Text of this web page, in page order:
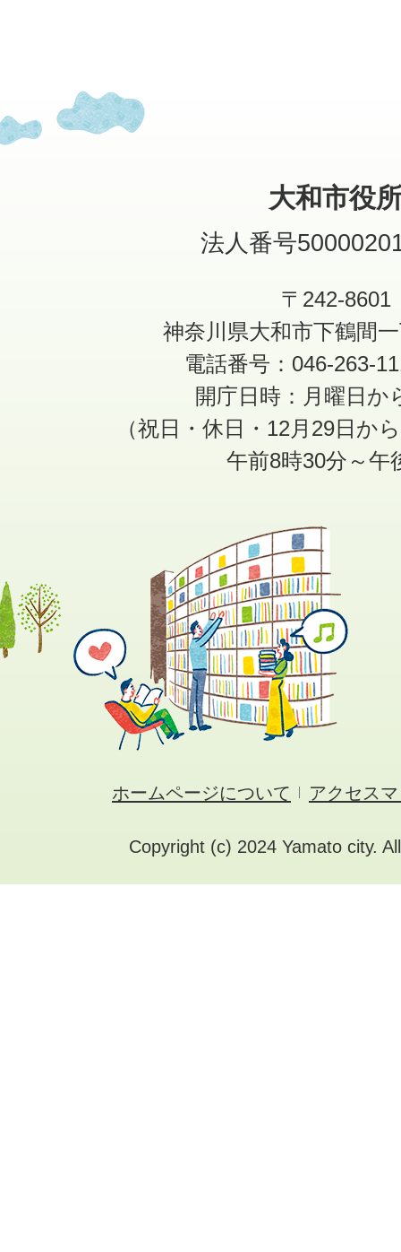
大和市役
法人番号
〒242-8601
神奈川県大和市下鶴間
電話番号：046-263-
開庁日時：月曜日か
（祝日・休日・12月29日か
午前8時30分～午
ホームページについて アクセス
Copyright (c) 2024 Yamato city.